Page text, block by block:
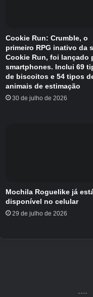
desbloqueia
Você pode
concluídos quando
Você vai
Assim como os
já que a versão
No entanto, se
de quebra-
E se não lhe
sobre este outro
Cookie Run: Crumble, o
primeiro RPG inativo da
Cookie Run, foi lançado
smartphones. Inclui 69
de biscoitos e 54 tipos
animais de estimação
30 de julho de 2026
Mochila Roguelike já
disponível no celular
29 de julho de 2026